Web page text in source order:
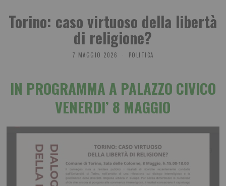
Torino: caso virtuoso della libertà
di religione?
7 MAGGIO 2026 POLITICA
IN PROGRAMMA A PALAZZO CIVICO
VENERDI’ 8 MAGGIO